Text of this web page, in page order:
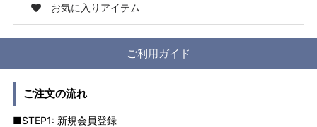
お気に入りアイテム
ご利用ガイド
ご注文の流れ
■STEP1: 新規会員登録